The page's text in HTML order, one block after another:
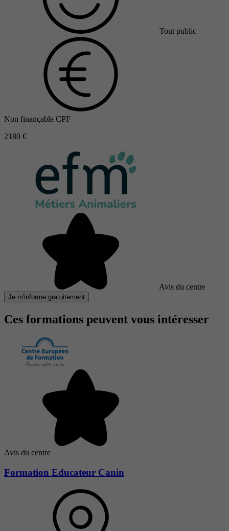
Tout public
Non finançable CPF
2180 €
Avis du centre
Je m'informe gratuitement
Ces formations peuvent vous intéresser
Avis du centre
Formation Educateur Canin